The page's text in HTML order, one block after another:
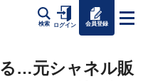
検索 ログイン 会員登録
…元シャネル販